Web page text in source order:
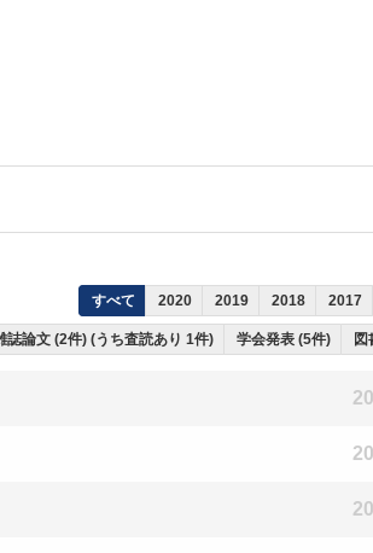
すべて 2020 2019 2018 2017
誌論文 (2件) (うち査読あり 1件) 学会発表 (5件) 図